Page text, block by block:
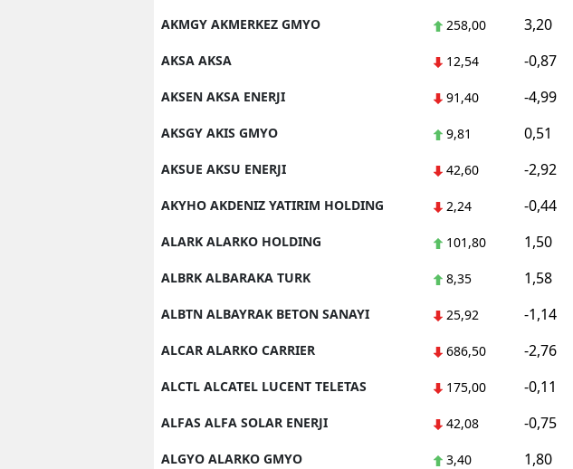
AKMGY AKMERKEZ GMYO 258,00 3,20
AKSA AKSA 12,54 -0,87
AKSEN AKSA ENERJI 91,40 -4,99
AKSGY AKIS GMYO 9,81 0,51
AKSUE AKSU ENERJI 42,60 -2,92
AKYHO AKDENIZ YATIRIM HOLDING 2,24 -0,44
ALARK ALARKO HOLDING 101,80 1,50
ALBRK ALBARAKA TURK 8,35 1,58
ALBTN ALBAYRAK BETON SANAYI 25,92 -1,14
ALCAR ALARKO CARRIER 686,50 -2,76
ALCTL ALCATEL LUCENT TELETAS 175,00 -0,11
ALFAS ALFA SOLAR ENERJI 42,08 -0,75
ALGYO ALARKO GMYO 3,40 1,80